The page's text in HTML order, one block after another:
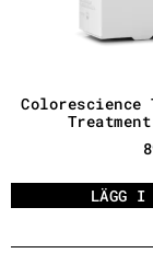
Colorescience
LÄGG I